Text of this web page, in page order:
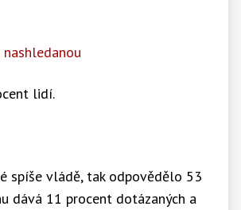
lidí.
spíše vládě, tak odpovědělo 53
dává 11 procent dotázaných a